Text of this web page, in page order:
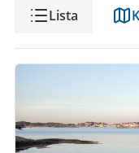
VisningLista